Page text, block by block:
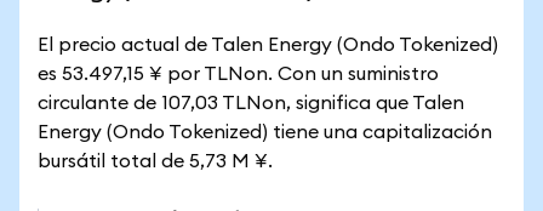
El precio actual de Talen Energy (Ondo Tokenized)
es 53.497,15 ¥ por TLNon. Con un suministro
circulante de 107,03 TLNon, significa que Talen
Energy (Ondo Tokenized) tiene una capitalización
bursátil total de 5,73 M ¥.